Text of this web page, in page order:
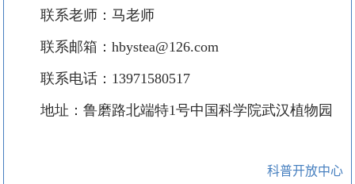
联系老师：马老师
联系邮箱：hbystea@126.com
联系电话： 13971580517
地址：鲁磨路北端特1号中国科学院武汉植物园
科普开放中心